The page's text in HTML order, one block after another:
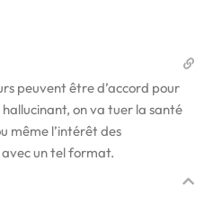
peuvent être d’accord pour
hallucinant, on va tuer la santé
même l’intérêt des
un tel format.